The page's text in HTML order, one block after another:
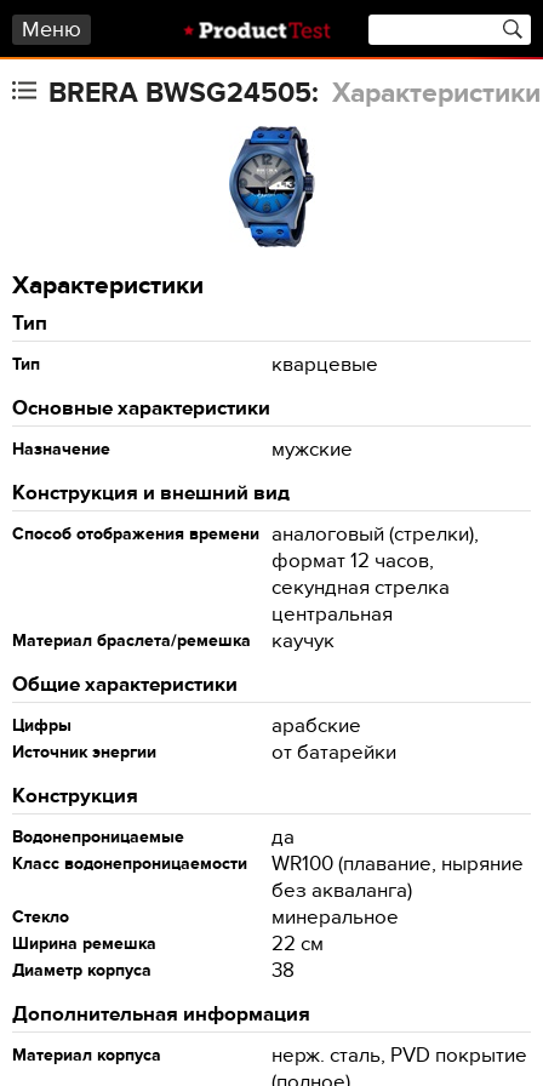
Меню
BRERA BWSG24505: Характеристики
Характеристики
Тип
Тип
кварцевые
Основные характеристики
Назначение
мужские
Конструкция и внешний вид
Способ отображения времени аналоговый (стрелки),
формат 12 часов,
секундная стрелка
центральная
Материал браслета/ремешка
каучук
Общие характеристики
Цифры арабские
Источник энергии
от батарейки
Конструкция
Водонепроницаемые да
Класс водонепроницаемости
WR100 (плавание, ныряние
без акваланга)
Стекло минеральное
Ширина ремешка 22 см
Диаметр корпуса
38
Дополнительная информация
Материал корпуса
нерж. сталь, PVD покрытие